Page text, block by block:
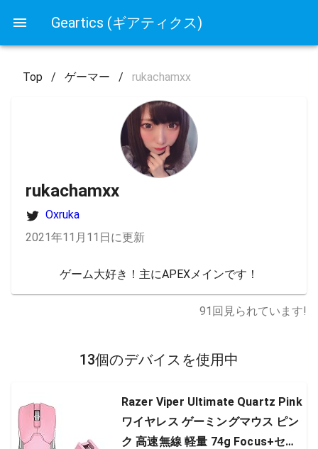
Geartics (ギアティクス)
Top / ゲーマー / rukachamxx
rukachamxx
Oxruka
2021年11月11日に更新
ゲーム大好き！主にAPEXメインです！
91 回見られています!
13個のデバイスを使用中
Razer Viper Ultimate Quartz Pink
ワイヤレス ゲーミングマウス ピン
ク 高速無線 軽量 74g Focus+セン